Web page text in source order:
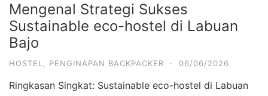
Mengenal Strategi Sukses
Sustainable eco-hostel di Labuan
Bajo
HOSTEL, PENGINAPAN BACKPACKER · 06/06/2026
Ringkasan Singkat: Sustainable eco-hostel di Labuan